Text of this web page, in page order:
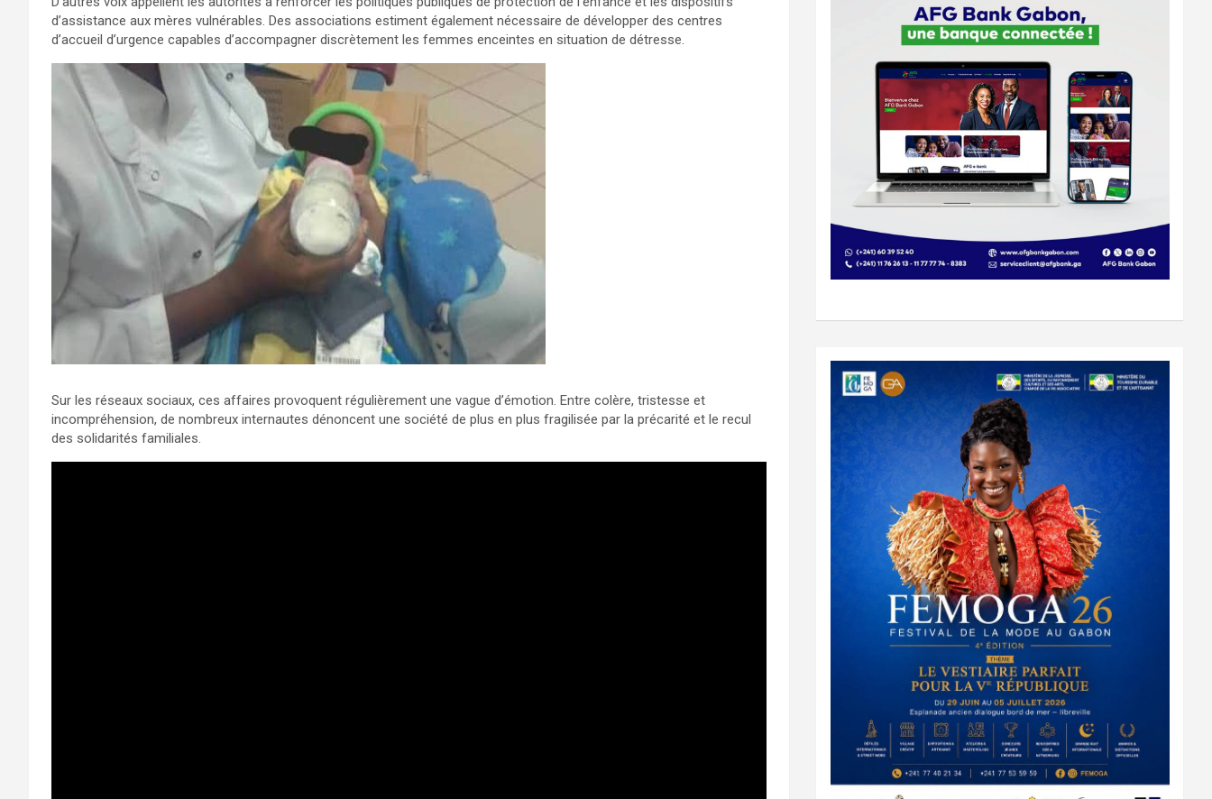
d’assistance aux mères vulnérables. Des associations estiment également nécessaire de développer des centres
d’accueil d’urgence capables d’accompagner discrètement les femmes enceintes en situation de détresse.
Sur les réseaux sociaux, ces affaires provoquent régulièrement une vague d’émotion. Entre colère, tristesse et
incompréhension, de nombreux internautes dénoncent une société de plus en plus fragilisée par la précarité et le recul
des solidarités familiales.